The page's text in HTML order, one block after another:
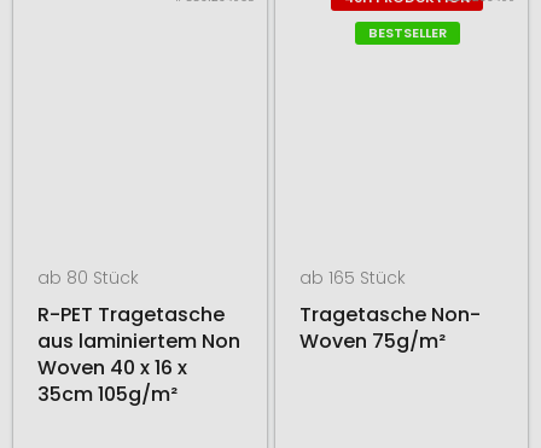
ab 80 Stück
R-PET Tragetasche
aus laminiertem Non
Woven 40 x 16 x
35cm 105g/m²
BESTSELLER
ab 165 Stück
Tragetasche Non-
Woven 75g/m²